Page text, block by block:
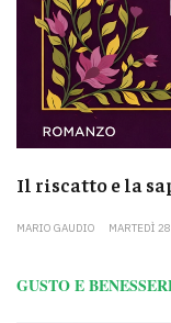
Il riscatto e la
MARIO GAUDIO MARTEDÌ
GUSTO E